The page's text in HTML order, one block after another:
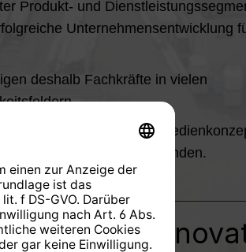
Produkt- und
Unternehmensentwicklung
deshalb Fachkräfte in vielen
Wir setzen auf intuitive
zum Nutzen unserer Kunden.